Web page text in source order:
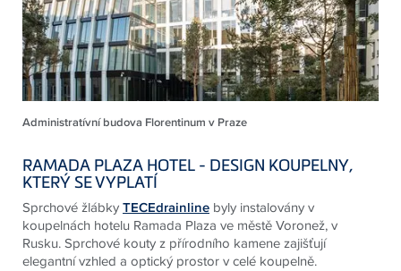
Administratívní budova Florentinum v Praze
RAMADA PLAZA HOTEL - DESIGN KOUPELNY,
KTERÝ SE VYPLATÍ
Sprchové žlábkyTECEdrainline byly instalovány v
koupelnách hotelu Ramada Plaza ve městě Voronež, v
Rusku. Sprchové kouty z přírodního kamene zajišťují
elegantní vzhled a optický prostor v celé koupelně.